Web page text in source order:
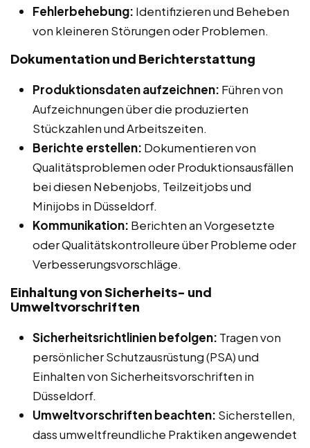
Fehlerbehebung: Identifizieren und Beheben
von kleineren Störungen oder Problemen.
Dokumentation und Berichterstattung
Produktionsdaten aufzeichnen: Führen von
Aufzeichnungen über die produzierten
Stückzahlen und Arbeitszeiten.
Berichte erstellen: Dokumentieren von
Qualitätsproblemen oder Produktionsausfällen
bei diesen Nebenjobs, Teilzeitjobs und
Minijobs in Düsseldorf.
Kommunikation: Berichten an Vorgesetzte
oder Qualitätskontrolleure über Probleme oder
Verbesserungsvorschläge.
Einhaltung von Sicherheits- und
Umweltvorschriften
Sicherheitsrichtlinien befolgen: Tragen von
persönlicher Schutzausrüstung (PSA) und
Einhalten von Sicherheitsvorschriften in
Düsseldorf.
Umweltvorschriften beachten: Sicherstellen,
dass umweltfreundliche Praktiken angewendet